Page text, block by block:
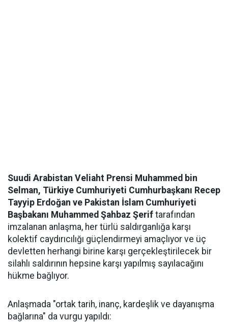
Suudi Arabistan Veliaht Prensi Muhammed bin
Selman, Türkiye Cumhuriyeti Cumhurbaşkanı Recep
Tayyip Erdoğan ve Pakistan İslam Cumhuriyeti
Başbakanı Muhammed Şahbaz Şerif tarafından
imzalanan anlaşma, her türlü saldırganlığa karşı
kolektif caydırıcılığı güçlendirmeyi amaçlıyor ve üç
devletten herhangi birine karşı gerçekleştirilecek bir
silahlı saldırının hepsine karşı yapılmış sayılacağını
hükme bağlıyor.
Anlaşmada "ortak tarih, inanç, kardeşlik ve dayanışma
bağlarına" da vurgu yapıldı: